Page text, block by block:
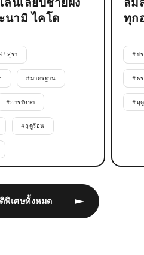
เศษทั้งหมด
นามิ ไคโด
* สุรา
#มาตรฐาน
#การรักษา
#ฤดูร้อน
ทุก
#ป
#ธ
#ฤ